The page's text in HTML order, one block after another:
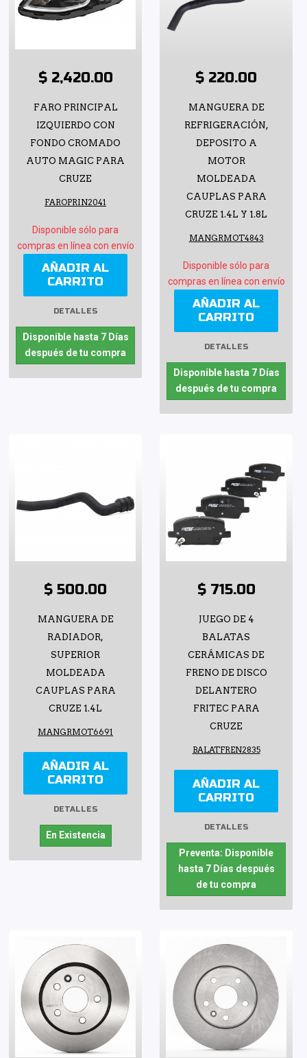
$ 2,420.00
FARO PRINCIPAL
IZQUIERDO CON
FONDO CROMADO
AUTO MAGIC PARA
CRUZE
FAROPRIN2041
Disponible sólo para
compras en línea con envío
AÑADIR AL
CARRITO
DETALLES
Disponible hasta 7 Días
después de tu compra
$ 220.00
MANGUERA DE
REFRIGERACIÓN,
DEPOSITO A
MOTOR
MOLDEADA
CAUPLAS PARA
CRUZE 1.4L Y 1.8L
MANGRMOT4843
Disponible sólo para
compras en línea con envío
AÑADIR AL
CARRITO
DETALLES
Disponible hasta 7 Días
después de tu compra
$ 500.00
MANGUERA DE
RADIADOR,
SUPERIOR
MOLDEADA
CAUPLAS PARA
CRUZE 1.4L
MANGRMOT6691
AÑADIR AL
CARRITO
DETALLES
En Existencia
$ 715.00
JUEGO DE 4
BALATAS
CERÁMICAS DE
FRENO DE DISCO
DELANTERO
FRITEC PARA
CRUZE
BALATFREN2835
AÑADIR AL
CARRITO
DETALLES
Preventa: Disponible
hasta 7 Días después
de tu compra